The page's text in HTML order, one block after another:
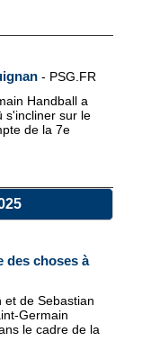
- PSG.FR
Handball a
s'incliner sur le
de la 7e
des choses à
et de Sebastian
Germain
le cadre de la